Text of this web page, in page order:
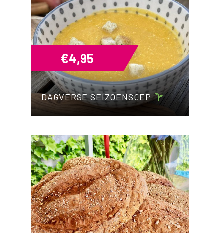
DAGVERSE SEIZOENSOEP
€4,95